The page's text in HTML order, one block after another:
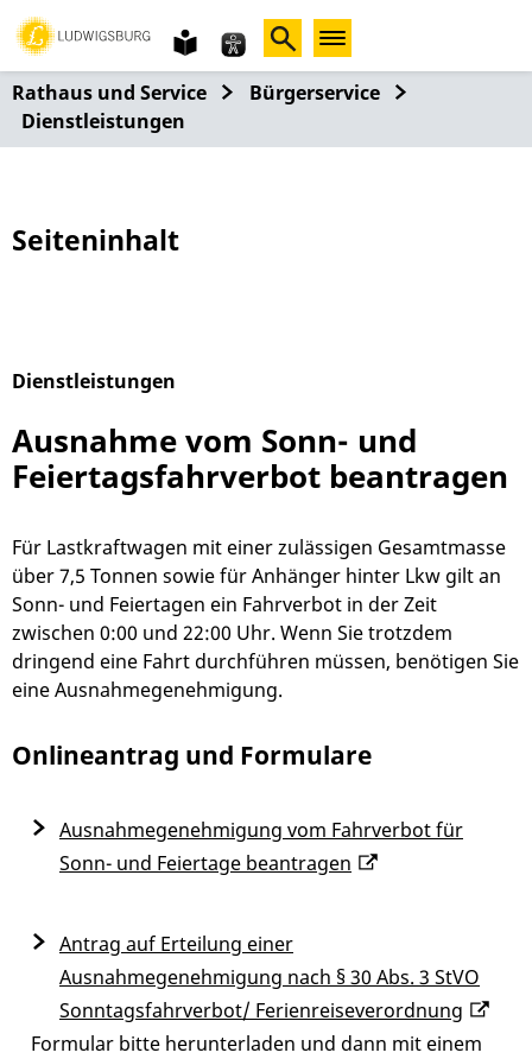
Gebärdensprache
leichte
Sprache
Rathaus und Service
Bürgerservice
Dienstleistungen
Seiteninhalt
Dienstleistungen
Ausnahme vom Sonn- und
Feiertagsfahrverbot beantragen
Für Lastkraftwagen mit einer zulässigen Gesamtmasse
über 7,5 Tonnen sowie für Anhänger hinter Lkw gilt an
Sonn- und Feiertagen ein Fahrverbot in der Zeit
zwischen 0:00 und 22:00 Uhr. Wenn Sie trotzdem
dringend eine Fahrt durchführen müssen, benötigen Sie
eine Ausnahmegenehmigung.
Onlineantrag und Formulare
Ausnahmegenehmigung vom Fahrverbot für
Sonn- und Feiertage beantragen
Antrag auf Erteilung einer
Ausnahmegenehmigung nach § 30 Abs. 3 StVO
Sonntagsfahrverbot/ Ferienreiseverordnung
Formular bitte herunterladen und dann mit einem